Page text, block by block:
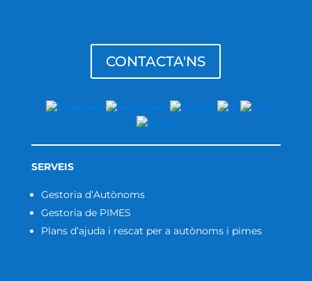
CONTACTA'NS
SERVEIS
Gestoria d’Autònoms
Gestoria de PIMES
Plans d’ajuda i rescat per a autònoms i pimes